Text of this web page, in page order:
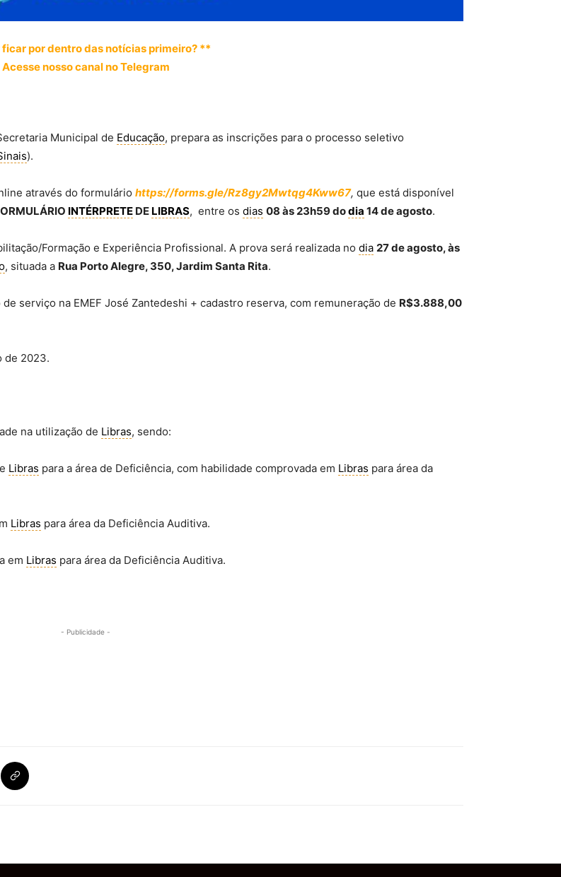
ficar por dentro das notícias primeiro? **
Acesse nosso canal no Telegram
Municipal de Educação, prepara as inscrições para o processo seletivo
).
através do formulário https://forms.gle/Rz8gy2Mwtqg4Kww67, que está disponível
INTÉRPRETE DE LIBRAS, entre os dias 08 às 23h59 dodia 14 de agosto.
Formação e Experiência Profissional. A prova será realizada no dia 27 de agosto, às
, situada a Rua Porto Alegre, 350, Jardim Santa Rita.
serviço na EMEF José Zantedeshi + cadastro reserva, com remuneração de R$3.888,00
de 2023.
na utilização de Libras, sendo:
Libras para a área de Deficiência, com habilidade comprovada em Libras para área da
Libras para área da Deficiência Auditiva.
em Libras para área da Deficiência Auditiva.
- Publicidade -